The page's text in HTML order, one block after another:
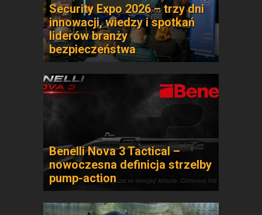
Security Expo 2026 – trzy dni
innowacji, wiedzy i spotkań
liderów branży
bezpieczeństwa
Benelli Nova 3 Tactical –
nowoczesna definicja strzelby
pump-action